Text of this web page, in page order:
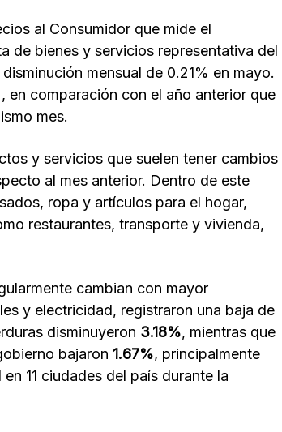
al Consumidor que mide el
de bienes y servicios representativa del
mensual de 0.21% en mayo.
en comparación con el año anterior que
mes.
y servicios que suelen tener cambios
al mes anterior. Dentro de este
ropa y artículos para el hogar,
restaurantes, transporte y vivienda,
cambian con mayor
y electricidad, registraron una baja de
disminuyeron 3.18%, mientras que
bajaron 1.67%, principalmente
11 ciudades del país durante la